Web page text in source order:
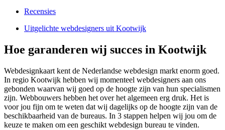
Recensies
Uitgelichte webdesigners uit Kootwijk
Hoe garanderen wij succes in Kootwijk
Webdesignkaart kent de Nederlandse webdesign markt enorm goed.
In regio Kootwijk hebben wij momenteel webdesigners aan ons
gebonden waarvan wij goed op de hoogte zijn van hun specialismen
zijn. Webbouwers hebben het over het algemeen erg druk. Het is
voor jou fijn om te weten dat wij dagelijks op de hoogte zijn van de
beschikbaarheid van de bureaus. In 3 stappen helpen wij jou om de
keuze te maken om een geschikt webdesign bureau te vinden.